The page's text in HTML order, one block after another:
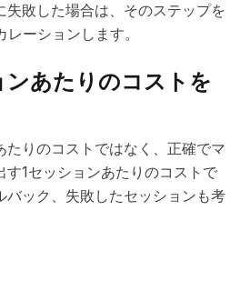
失敗した場合は、そのステップを
ーションします。
あたりのコストを
たりのコストではなく、正確でマ
1セッションあたりのコストで
バック、失敗したセッションも考